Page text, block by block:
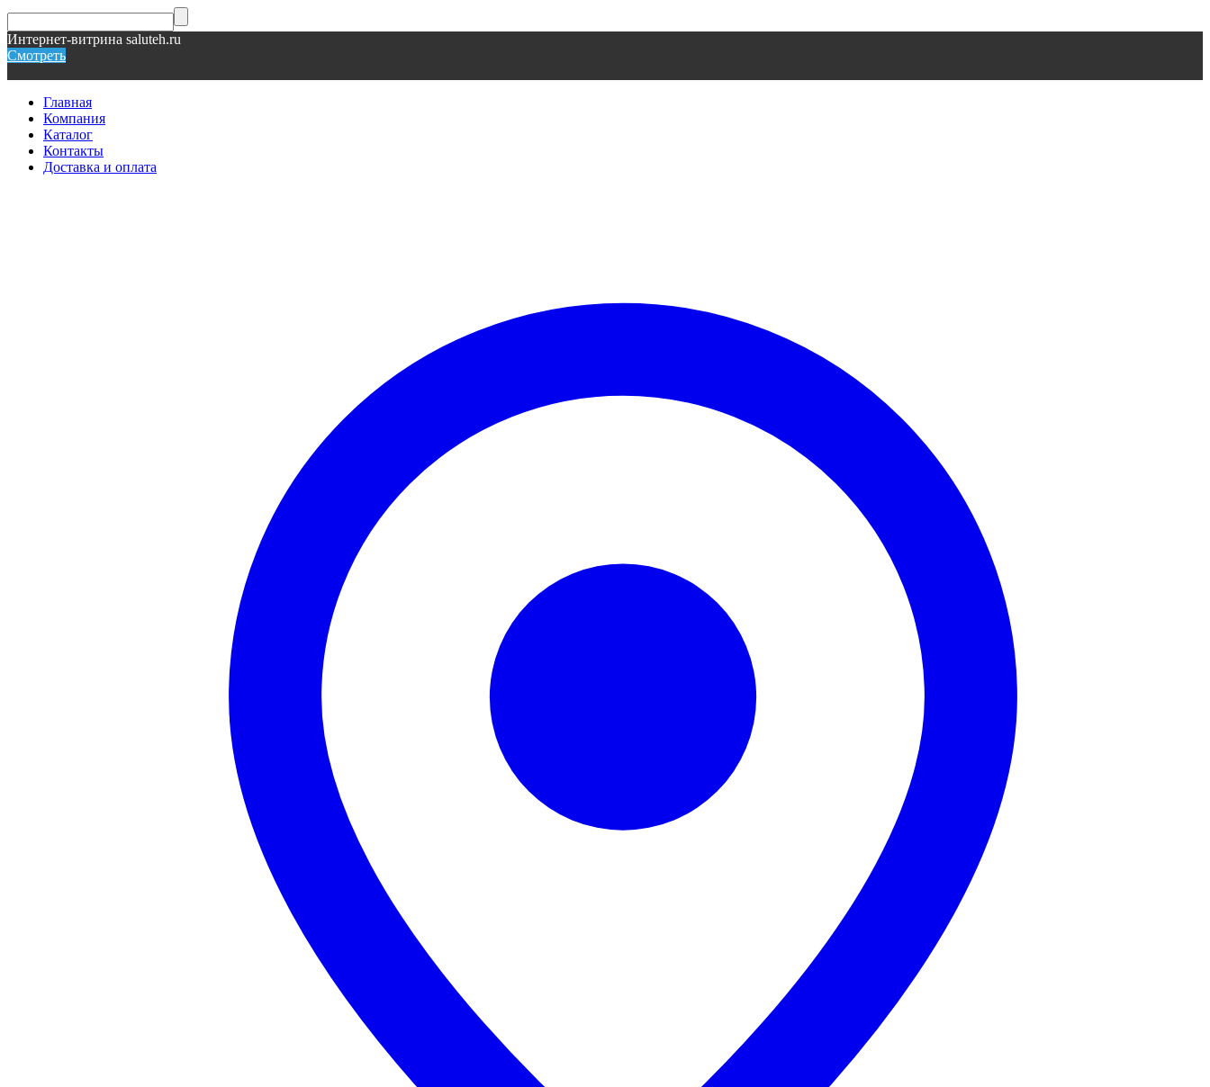
Интернет-витрина saluteh.ru
Смотреть
Главная
Компания
Каталог
Контакты
Доставка и оплата